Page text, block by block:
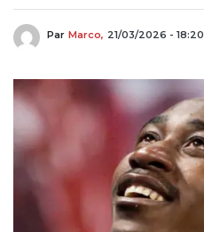
Par Marco, 21/03/2026 - 18:20